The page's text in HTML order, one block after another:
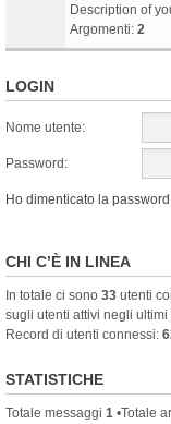
Description of
Argomenti: 2
LOGIN
Nome utente:
Password:
Ho dimenticato la password
CHI C’È IN LINEA
In totale ci sono 33 utenti
sugli utenti attivi negli ultimi
Record di utenti connessi:
STATISTICHE
Totale messaggi 1 •Totale